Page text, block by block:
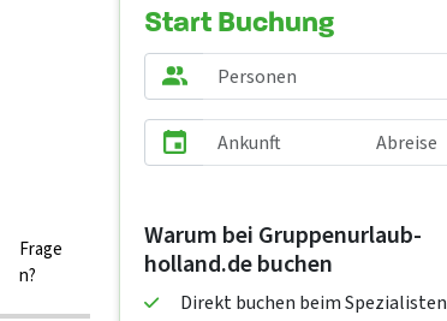
Frage
n?
Start Buchung
Warum bei Gruppenurlaub-
holland.de buchen
Direkt buchen beim Spezialisten